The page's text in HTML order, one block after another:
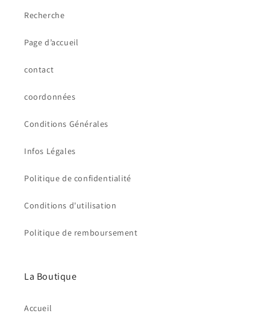
Recherche
Page d’accueil
contact
coordonnées
Conditions Générales
Infos Légales
Politique de confidentialité
Conditions d'utilisation
Politique de remboursement
La Boutique
Accueil